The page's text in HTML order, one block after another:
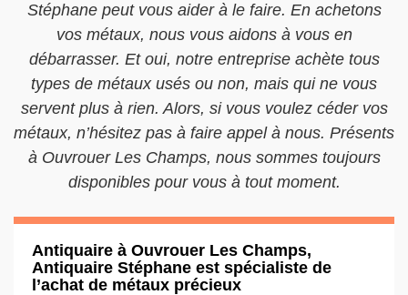
Stéphane peut vous aider à le faire. En achetons
vos métaux, nous vous aidons à vous en
débarrasser. Et oui, notre entreprise achète tous
types de métaux usés ou non, mais qui ne vous
servent plus à rien. Alors, si vous voulez céder vos
métaux, n’hésitez pas à faire appel à nous. Présents
à Ouvrouer Les Champs, nous sommes toujours
disponibles pour vous à tout moment.
Antiquaire à Ouvrouer Les Champs,
Antiquaire Stéphane est spécialiste de
l’achat de métaux précieux